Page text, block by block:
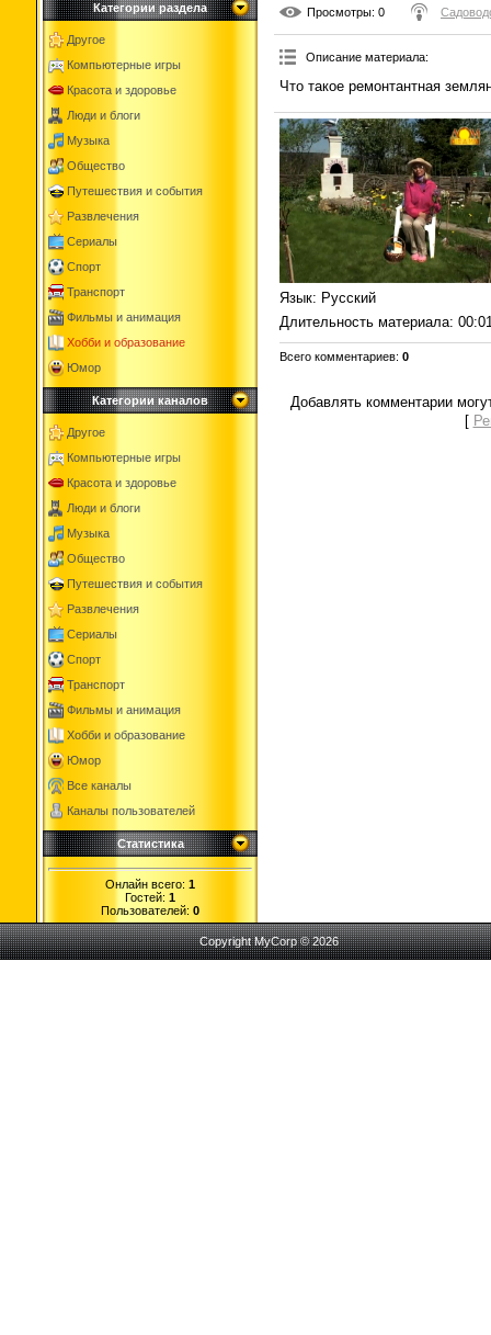
Категории раздела
Другое
Компьютерные игры
Красота и здоровье
Люди и блоги
Музыка
Общество
Путешествия и события
Развлечения
Сериалы
Спорт
Транспорт
Фильмы и анимация
Хобби и образование
Юмор
Категории каналов
Другое
Компьютерные игры
Красота и здоровье
Люди и блоги
Музыка
Общество
Путешествия и события
Развлечения
Сериалы
Спорт
Транспорт
Фильмы и анимация
Хобби и образование
Юмор
Все каналы
Каналы пользователей
Статистика
Онлайн всего: 1
Гостей: 1
Пользователей: 0
Просмотры: 0
Описание материала:
Что такое ремонтантная
Язык: Русский
Длительность материала:
Всего комментариев: 0
Добавлять комментарии
[
Copyright MyCorp © 2026